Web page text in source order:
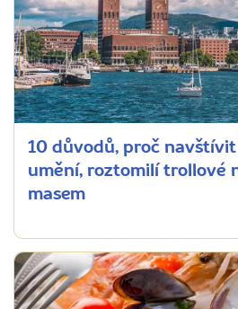
10 důvodů, proč navštívit
umění, roztomilí trollové
masem